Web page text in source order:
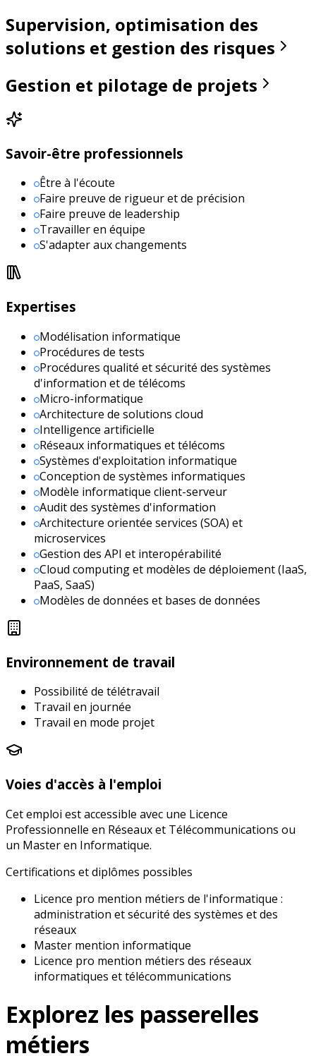
Supervision, optimisation des
solutions et gestion des risques
Gestion et pilotage de projets
Savoir-être professionnels
Être à l'écoute
Faire preuve de rigueur et de précision
Faire preuve de leadership
Travailler en équipe
S'adapter aux changements
Expertises
Modélisation informatique
Procédures de tests
Procédures qualité et sécurité des systèmes
d'information et de télécoms
Micro-informatique
Architecture de solutions cloud
Intelligence artificielle
Réseaux informatiques et télécoms
Systèmes d'exploitation informatique
Conception de systèmes informatiques
Modèle informatique client-serveur
Audit des systèmes d'information
Architecture orientée services (SOA) et
microservices
Gestion des API et interopérabilité
Cloud computing et modèles de déploiement (IaaS,
PaaS, SaaS)
Modèles de données et bases de données
Environnement de travail
Possibilité de télétravail
Travail en journée
Travail en mode projet
Voies d'accès à l'emploi
Cet emploi est accessible avec une Licence
Professionnelle en Réseaux et Télécommunications ou
un Master en Informatique.
Certifications et diplômes possibles
Licence pro mention métiers de l'informatique :
administration et sécurité des systèmes et des
réseaux
Master mention informatique
Licence pro mention métiers des réseaux
informatiques et télécommunications
Explorez les passerelles
métiers